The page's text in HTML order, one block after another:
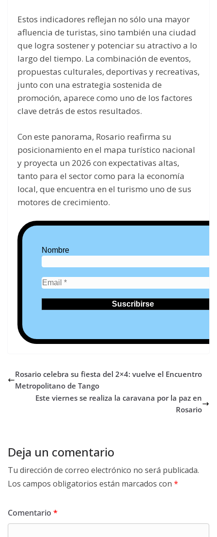
Estos indicadores reflejan no sólo una mayor
afluencia de turistas, sino también una ciudad
que logra sostener y potenciar su atractivo a lo
largo del tiempo. La combinación de eventos,
propuestas culturales, deportivas y recreativas,
junto con una estrategia sostenida de
promoción, aparece como uno de los factores
clave detrás de estos resultados.
Con este panorama, Rosario reafirma su
posicionamiento en el mapa turístico nacional
y proyecta un 2026 con expectativas altas,
tanto para el sector como para la economía
local, que encuentra en el turismo uno de sus
motores de crecimiento.
Nombre
Rosario celebra su fiesta del 2×4: vuelve el Encuentro
Metropolitano de Tango
Este viernes se realiza la caravana por la paz en
Rosario
Deja un comentario
Tu dirección de correo electrónico no será publicada.
Los campos obligatorios están marcados con *
Comentario *